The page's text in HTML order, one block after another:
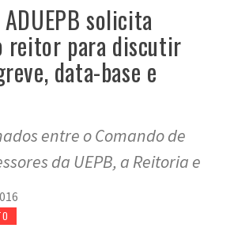
solicita
reitor para discutir
data-base e
entre o Comando de
da UEPB, a Reitoria e